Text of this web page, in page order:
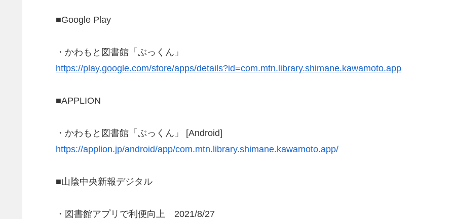
■Google Play
・かわもと図書館「ぶっくん」
https://play.google.com/store/apps/details?id=com.mtn.library.shimane.kawamoto.app
■APPLION
・かわもと図書館「ぶっくん」 [Android]
https://applion.jp/android/app/com.mtn.library.shimane.kawamoto.app/
■山陰中央新報デジタル
・図書館アプリで利便向上 2021/8/27